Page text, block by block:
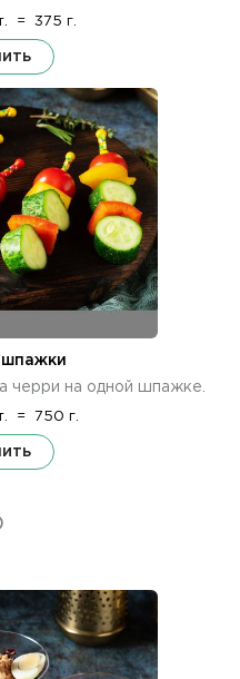
= 375 г.
черри на одной шпажке.
= 750 г.